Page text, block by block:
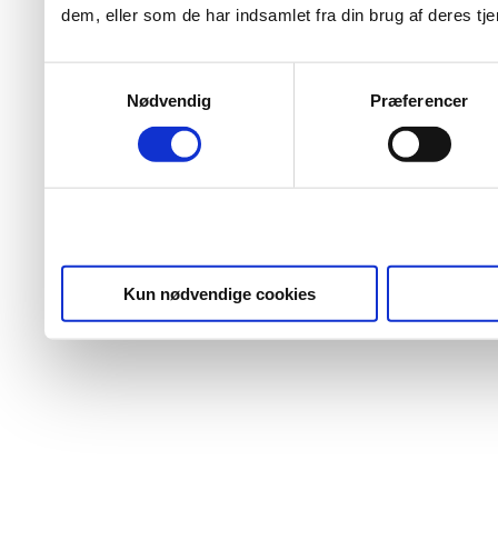
dem, eller som de har indsamlet fra din brug af deres
Nødvendig
Præferencer
Kun nødvendige cookies